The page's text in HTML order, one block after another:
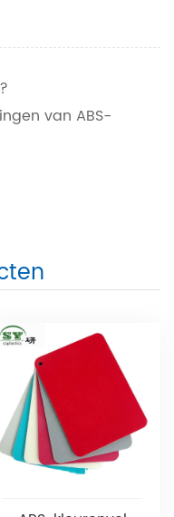
van ABS-